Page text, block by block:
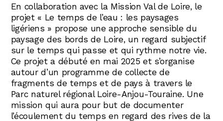
En collaboration avec la Mission Val de Loire, le
projet « Le temps de l’eau : les paysages
ligériens » propose une approche sensible du
paysage des bords de Loire, un regard subjectif
sur le temps qui passe et qui rythme notre vie.
Ce projet a débuté en mai 2025 et s’organise
autour d’un programme de collecte de
fragments de temps et de pays à travers le
Parc naturel régional Loire-Anjou-Touraine. Une
mission qui aura pour but de documenter
l’écoulement du temps en regard des rives de la